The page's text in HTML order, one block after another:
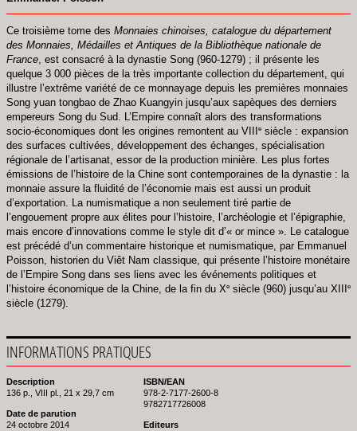
Ce troisième tome des Monnaies chinoises, catalogue du département
des Monnaies, Médailles et Antiques de la Bibliothèque nationale de
France, est consacré à la dynastie Song (960-1279) ; il présente les
quelque 3 000 pièces de la très importante collection du département, qui
illustre l’extrême variété de ce monnayage depuis les premières monnaies
Song yuan tongbao de Zhao Kuangyin jusqu’aux sapèques des derniers
empereurs Song du Sud. L’Empire connaît alors des transformations
socio-économiques dont les origines remontent au VIII
e siècle : expansion
des surfaces cultivées, développement des échanges, spécialisation
régionale de l’artisanat, essor de la production minière. Les plus fortes
émissions de l’histoire de la Chine sont contemporaines de la dynastie : la
monnaie assure la fluidité de l’économie mais est aussi un produit
d’exportation. La numismatique a non seulement tiré partie de
l’engouement propre aux élites pour l’histoire, l’archéologie et l’épigraphie,
mais encore d’innovations comme le style dit d’« or mince ». Le catalogue
est précédé d’un commentaire historique et numismatique, par Emmanuel
Poisson, historien du Viêt Nam classique, qui présente l’histoire monétaire
de l’Empire Song dans ses liens avec les événements politiques et
l’histoire économique de la Chine, de la fin du Xe siècle (960) jusqu’au XIII e
siècle (1279).
INFORMATIONS PRATIQUES
Description
136 p., VIII pl., 21 x 29,7 cm
Date de parution
24 octobre 2014
ISBN/EAN
978-2-7177-2600-8
9782717726008
Editeurs